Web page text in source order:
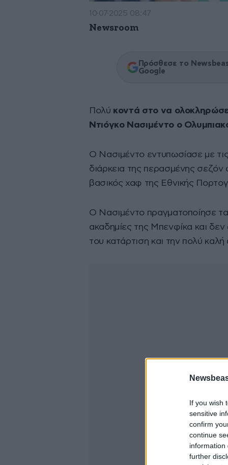
If you wish
sensitive
confirm
continue
information
further
10·07·2025 08:47
Newsroom
Πρόσθεσε το
Google
Πολύ κοντά στο να
Ντιόγκο Νασιμέντο ο
Ο Νασιμέντο εντυπωσίασε με
διάρκεια της περασμένης
βασικός χαφ της Εθνικής
Ο Νασιμέντο πραγματοποίησε
ακαδημίες της Μπενφίκα και δεν
του κατάρτιση και την πολύ